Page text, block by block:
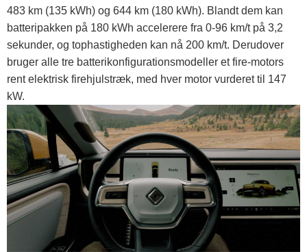
483 km (135 kWh) og 644 km (180 kWh). Blandt dem kan
batteripakken på 180 kWh accelerere fra 0-96 km/t på 3,2
sekunder, og tophastigheden kan nå 200 km/t. Derudover
bruger alle tre batterikonfigurationsmodeller et fire-motors
rent elektrisk firehjulstræk, med hver motor vurderet til 147
kW.